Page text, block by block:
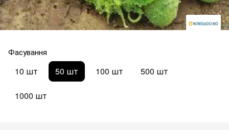
Фасування
10 шт 50 шт 100 шт 500 шт
1000 шт